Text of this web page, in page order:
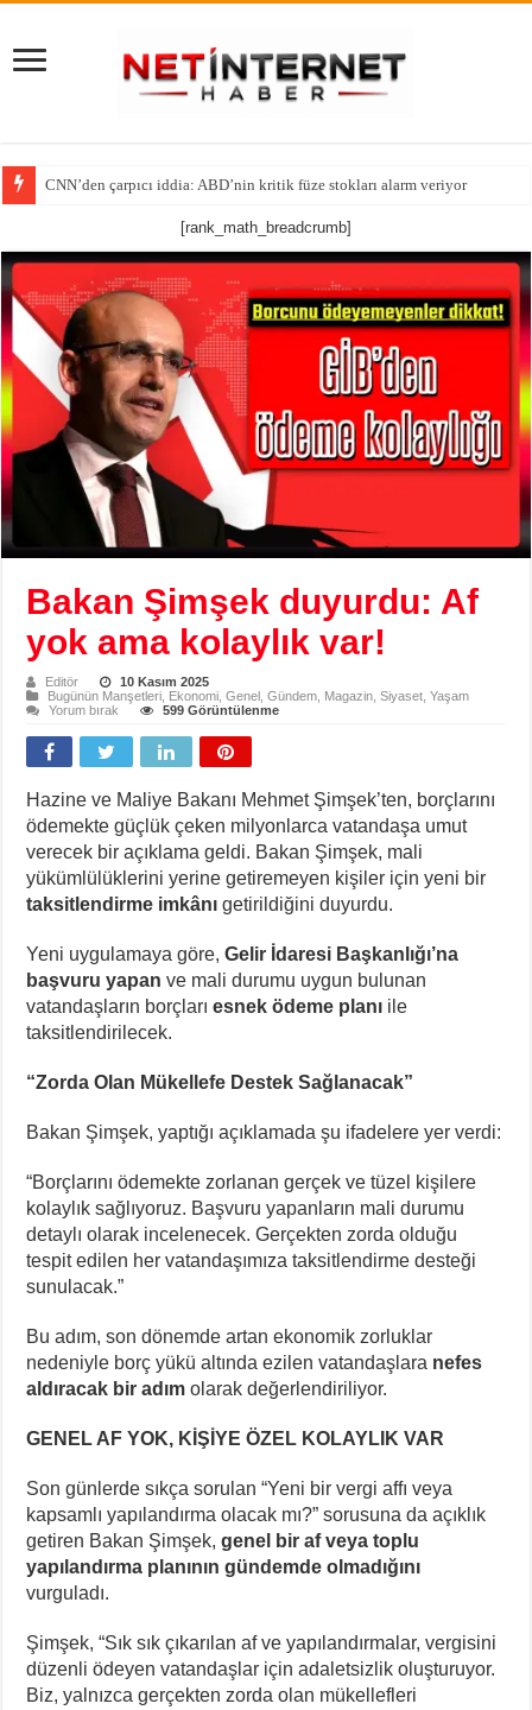
CNN’den çarpıcı iddia: ABD’nin kritik füze stokları alarm veriyor
[rank_math_breadcrumb]
Bakan Şimşek duyurdu: Af
yok ama kolaylık var!
Editör
10 Kasım 2025
Bugünün Manşetleri
Ekonomi ,Genel ,Gündem Magazin ,Siyaset ,Yaşam
Yorum bırak
599 Görüntülenme
Hazine ve Maliye Bakanı Mehmet Şimşek’ten, borçlarını
ödemekte güçlük çeken milyonlarca vatandaşa umut
verecek bir açıklama geldi. Bakan Şimşek, mali
yükümlülüklerini yerine getiremeyen kişiler için yeni bir
taksitlendirme imkânı getirildiğini duyurdu.
Yeni uygulamaya göre,Gelir İdaresi Başkanlığı’na
başvuru yapan ve mali durumu uygun bulunan
vatandaşların borçlarıesnek ödeme planı ile
taksitlendirilecek.
“Zorda Olan Mükellefe Destek Sağlanacak”
Bakan Şimşek, yaptığı açıklamada şu ifadelere yer verdi:
“Borçlarını ödemekte zorlanan gerçek ve tüzel kişilere
kolaylık sağlıyoruz. Başvuru yapanların mali durumu
detaylı olarak incelenecek. Gerçekten zorda olduğu
tespit edilen her vatandaşımıza taksitlendirme desteği
sunulacak.”
Bu adım, son dönemde artan ekonomik zorluklar
nedeniyle borç yükü altında ezilen vatandaşlara nefes
aldıracak bir adım olarak değerlendiriliyor.
GENEL AF YOK, KİŞİYE ÖZEL KOLAYLIK VAR
Son günlerde sıkça sorulan “Yeni bir vergi affı veya
kapsamlı yapılandırma olacak mı?” sorusuna da açıklık
getiren Bakan Şimşek,genel bir af veya toplu
yapılandırma planının gündemde olmadığını
vurguladı.
Şimşek, “Sık sık çıkarılan af ve yapılandırmalar, vergisini
düzenli ödeyen vatandaşlar için adaletsizlik oluşturuyor.
Biz, yalnızca gerçekten zorda olan mükellefleri